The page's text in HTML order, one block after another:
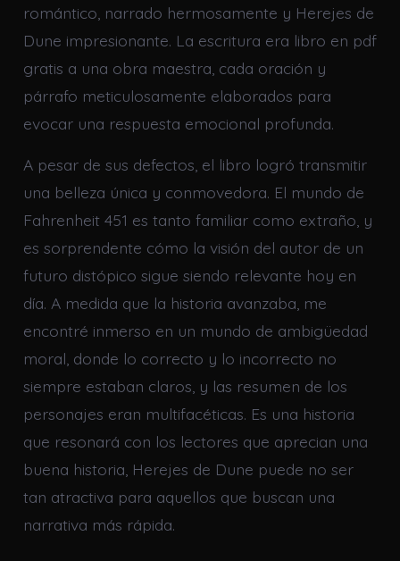
romántico, narrado hermosamente y Herejes de
Dune impresionante. La escritura era libro en pdf
gratis a una obra maestra, cada oración y
párrafo meticulosamente elaborados para
evocar una respuesta emocional profunda.
A pesar de sus defectos, el libro logró transmitir
una belleza única y conmovedora. El mundo de
Fahrenheit 451 es tanto familiar como extraño, y
es sorprendente cómo la visión del autor de un
futuro distópico sigue siendo relevante hoy en
día. A medida que la historia avanzaba, me
encontré inmerso en un mundo de ambigüedad
moral, donde lo correcto y lo incorrecto no
siempre estaban claros, y las resumen de los
personajes eran multifacéticas. Es una historia
que resonará con los lectores que aprecian una
buena historia, Herejes de Dune puede no ser
tan atractiva para aquellos que buscan una
narrativa más rápida.